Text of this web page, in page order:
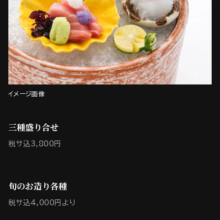
イメージ画像
三種盛り合せ
税サ込3,800円
旬のお造り各種
税サ込4,000円より